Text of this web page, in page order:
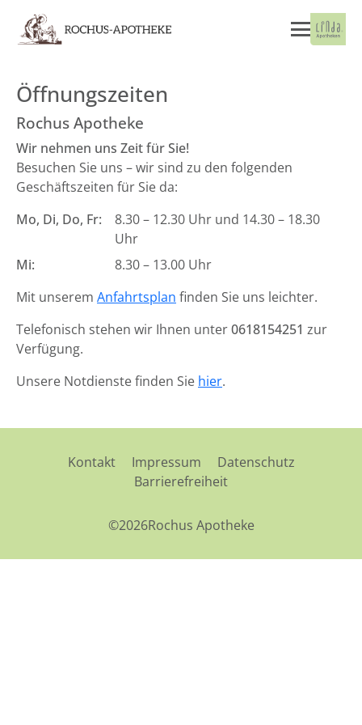
Öffnungszeiten
Rochus Apotheke
Wir nehmen uns Zeit für Sie!
Besuchen Sie uns – wir sind zu den folgenden
Geschäftszeiten für Sie da:
Mo, Di, Do, Fr:
8.30 – 12.30 Uhr und 14.30 – 18.30
Uhr
Mi:
8.30 – 13.00 Uhr
Mit unserem Anfahrtsplan finden Sie uns leichter.
Telefonisch stehen wir Ihnen unter0618154251 zur
Verfügung.
Unsere Notdienste finden Sie hier.
Kontakt Impressum
Datenschutz
Barrierefreiheit
©2026Rochus Apotheke